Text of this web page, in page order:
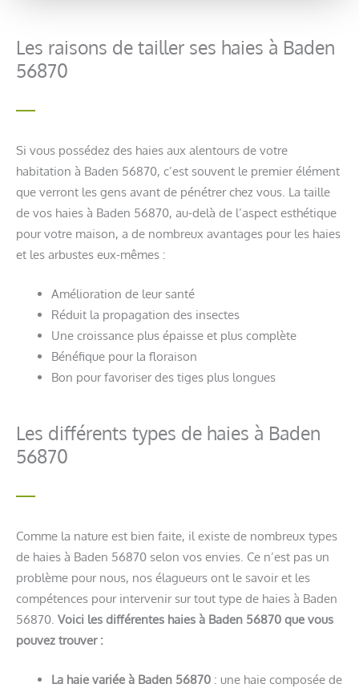
Les raisons de tailler ses haies à Baden
56870
Si vous possédez des haies aux alentours de votre
habitation à Baden 56870, c’est souvent le premier élément
que verront les gens avant de pénétrer chez vous. La taille
de vos haies à Baden 56870, au-delà de l’aspect esthétique
pour votre maison, a de nombreux avantages pour les haies
et les arbustes eux-mêmes :
Amélioration de leur santé
Réduit la propagation des insectes
Une croissance plus épaisse et plus complète
Bénéfique pour la floraison
Bon pour favoriser des tiges plus longues
Les différents types de haies à Baden
56870
Comme la nature est bien faite, il existe de nombreux types
de haies à Baden 56870 selon vos envies. Ce n’est pas un
problème pour nous, nos élagueurs ont le savoir et les
compétences pour intervenir sur tout type de haies à Baden
56870. Voici les différentes haies à Baden 56870 que vous
pouvez trouver :
La haie variée à Baden 56870: une haie composée de